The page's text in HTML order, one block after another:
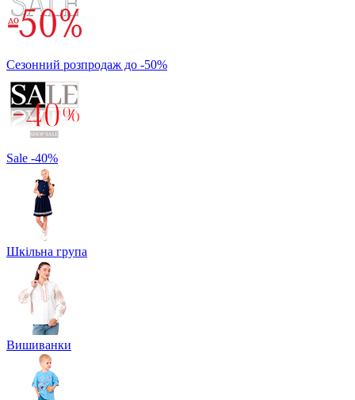
Сезонний розпродаж до -50%
Sale -40%
Шкільна група
Вишиванки